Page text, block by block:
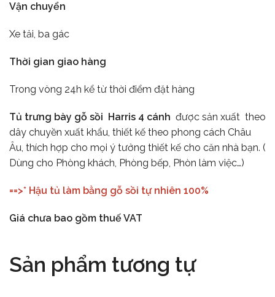
Vận chuyển
Xe tải, ba gác
Thời gian giao hàng
Trong vòng 24h kể từ thời điểm đặt hàng
Tủ trưng bày gỗ sồi Harris 4 cánh được sản xuất theo
dây chuyền xuất khẩu, thiết kế theo phong cách Châu
Âu, thích hợp cho mọi ý tưởng thiết kế cho căn nhà bạn. (
Dùng cho Phòng khách, Phòng bếp, Phòn làm việc…)
==>* Hậu tủ làm bằng gỗ sồi tự nhiên 100%
Giá chưa bao gồm thuế VAT
Sản phẩm tương tự